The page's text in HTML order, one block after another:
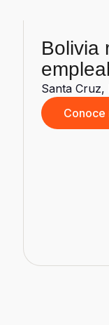
Bolivia
Santa Cruz,
Conoce